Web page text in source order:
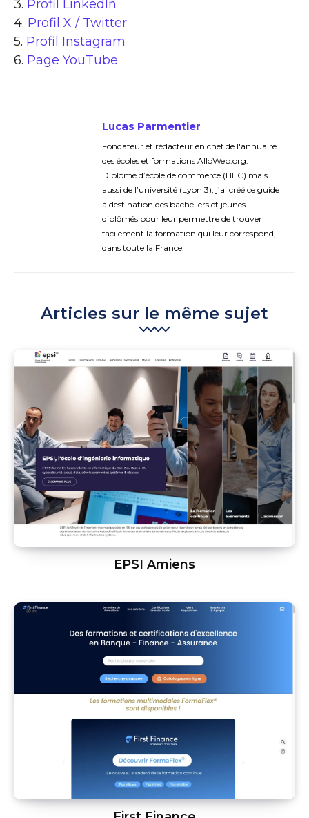
3. Profil LinkedIn
4. Profil X / Twitter
5. Profil Instagram
6. Page YouTube
Lucas Parmentier
Fondateur et rédacteur en chef de l'annuaire
des écoles et formations AlloWeb.org.
Diplômé d’école de commerce (HEC) mais
aussi de l’université (Lyon 3), j’ai créé ce guide
à destination des bacheliers et jeunes
diplômés pour leur permettre de trouver
facilement la formation qui leur correspond,
dans toute la France.
Articles sur le même sujet
EPSI Amiens